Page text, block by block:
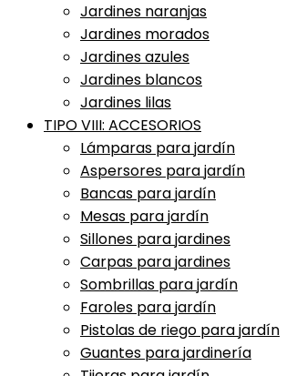
Jardines naranjas
Jardines morados
Jardines azules
Jardines blancos
Jardines lilas
TIPO VIII: ACCESORIOS
Lámparas para jardín
Aspersores para jardín
Bancas para jardín
Mesas para jardín
Sillones para jardines
Carpas para jardines
Sombrillas para jardín
Faroles para jardín
Pistolas de riego para jardín
Guantes para jardinería